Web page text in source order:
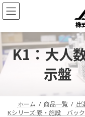
K1：大人
示盤
ホーム 商品一覧 出
Kシリーズ:寮・施設 バッ